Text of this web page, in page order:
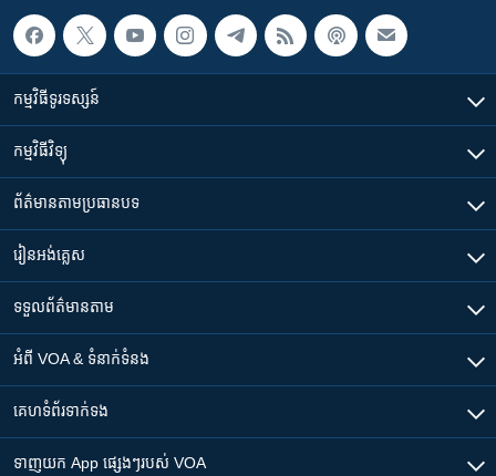
កម្មវិធី​ទូរទស្សន៍
កម្មវិធី​វិទ្យុ
ព័ត៌មាន​តាមប្រធានបទ​
រៀន​​អង់គ្លេស
ទទួល​ព័ត៌មាន​តាម
អំពី​ VOA & ទំនាក់ទំនង
គេហទំព័រ​​ទាក់ទង
ទាញយក​ App ផ្សេងៗ​របស់​ VOA